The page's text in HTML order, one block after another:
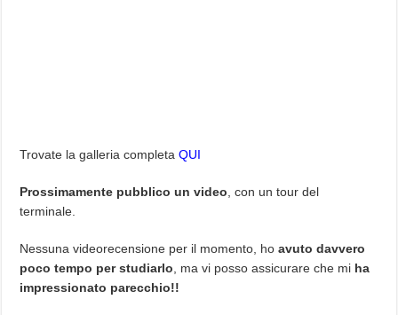
Trovate la galleria completaQUI
Prossimamente pubblico un video , con un tour del
terminale.
Nessuna videorecensione per il momento, hoavuto davvero
poco tempo per studiarlo , ma vi posso assicurare che mi ha
impressionato parecchio!!